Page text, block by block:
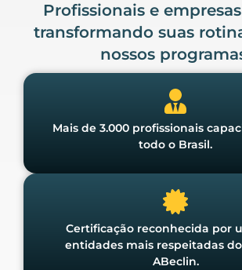
Profissionais e
transformando suas
nossos
Mais de 3.000 profissionais
todo o Brasil.
Certificação reconhecida por
entidades mais respeitadas
ABeclin.